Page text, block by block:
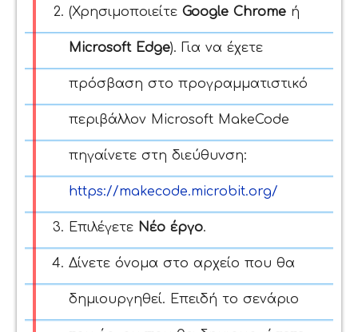
(Χρησιμοποιείτε Google Chrome ή
Microsoft Edge). Για να έχετε
πρόσβαση στο προγραμματιστικό
περιβάλλον Microsoft MakeCode
πηγαίνετε στη διεύθυνση:
https://makecode.microbit.org/
Επιλέγετε Νέο έργο.
Δίνετε όνομα στο αρχείο που θα
δημιουργηθεί. Επειδή το σενάριο